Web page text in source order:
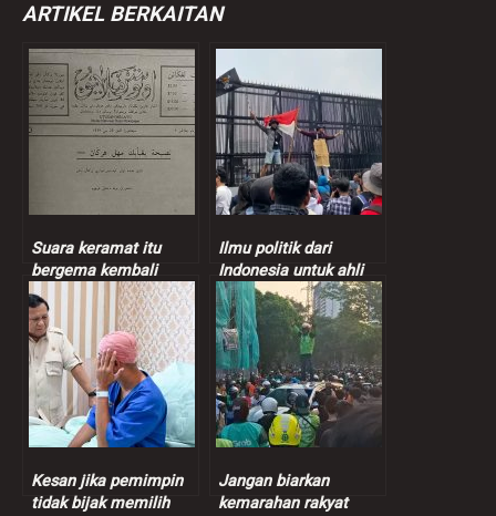
ARTIKEL BERKAITAN
Suara keramat itu
bergema kembali
Ilmu politik dari
Indonesia untuk ahli
politik Malaysia
Kesan jika pemimpin
tidak bijak memilih
Jangan biarkan
kemarahan rakyat